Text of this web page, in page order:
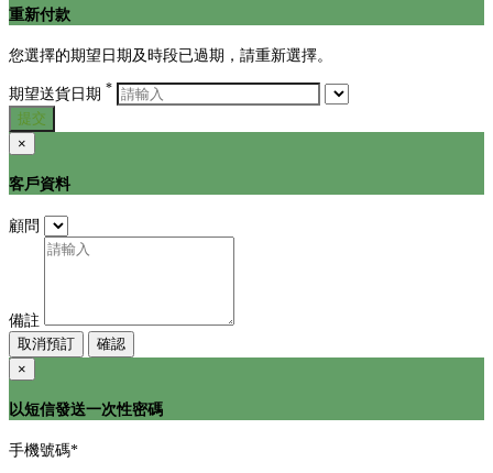
重新付款
您選擇的期望日期及時段已過期，請重新選擇。
期望送貨日期 *
提交
×
客戶資料
顧問
備註
取消預訂
確認
×
以短信發送一次性密碼
手機號碼*